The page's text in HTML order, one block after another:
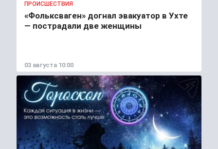
ПРОИСШЕСТВИЯ
«Фольксваген» догнал эвакуатор в Ухте
— пострадали две женщины
03 августа 10:00